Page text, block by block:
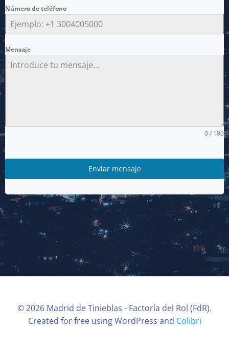
Número de teléfono
Mensaje
0 / 180
Enviar mensaje
© 2026 Madrid de Tinieblas - Factoría del Rol (FdR).
Created for free using WordPress and Colibri